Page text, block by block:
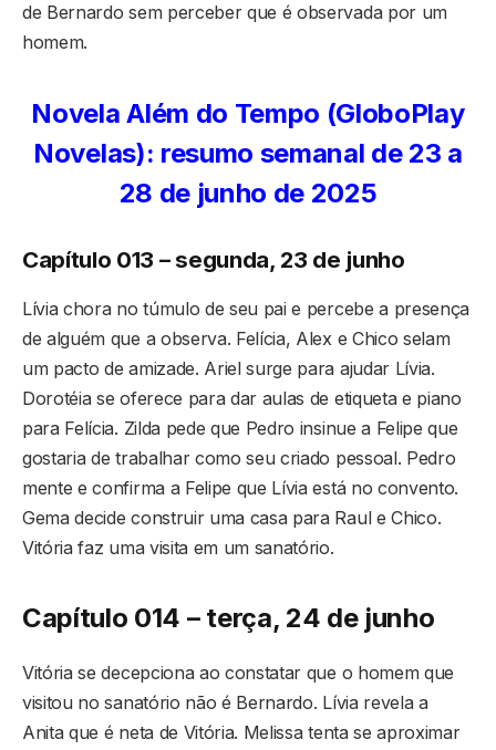
de Bernardo sem perceber que é observada por um
homem.
Novela Além do Tempo (GloboPlay
Novelas): resumo semanal de 23 a
28 de junho de 2025
Capítulo 013 – segunda, 23 de junho
Lívia chora no túmulo de seu pai e percebe a presença
de alguém que a observa. Felícia, Alex e Chico selam
um pacto de amizade. Ariel surge para ajudar Lívia.
Dorotéia se oferece para dar aulas de etiqueta e piano
para Felícia. Zilda pede que Pedro insinue a Felipe que
gostaria de trabalhar como seu criado pessoal. Pedro
mente e confirma a Felipe que Lívia está no convento.
Gema decide construir uma casa para Raul e Chico.
Vitória faz uma visita em um sanatório.
Capítulo 014 – terça, 24 de junho
Vitória se decepciona ao constatar que o homem que
visitou no sanatório não é Bernardo. Lívia revela a
Anita que é neta de Vitória. Melissa tenta se aproximar